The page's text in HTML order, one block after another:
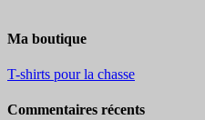
Ma boutique
T-shirts pour la chasse
Commentaires récents